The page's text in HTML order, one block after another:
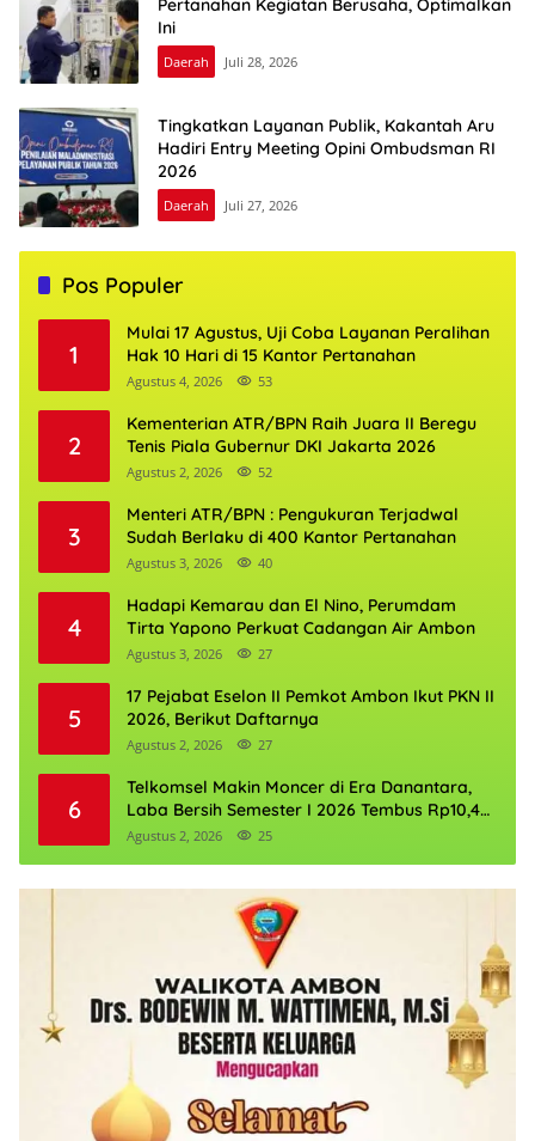
Pertanahan Kegiatan Berusaha, Optimalkan
Ini
Daerah Juli 28, 2026
Tingkatkan Layanan Publik, Kakantah Aru
Hadiri Entry Meeting Opini Ombudsman RI
2026
Daerah Juli 27, 2026
Pos Populer
1
Mulai 17 Agustus, Uji Coba Layanan Peralihan
Hak 10 Hari di 15 Kantor Pertanahan
Agustus 4, 2026 53
2
Kementerian ATR/BPN Raih Juara II Beregu
Tenis Piala Gubernur DKI Jakarta 2026
Agustus 2, 2026 52
3
Menteri ATR/BPN : Pengukuran Terjadwal
Sudah Berlaku di 400 Kantor Pertanahan
Agustus 3, 2026 40
4
Hadapi Kemarau dan El Nino, Perumdam
Tirta Yapono Perkuat Cadangan Air Ambon
Agustus 3, 2026 27
5
17 Pejabat Eselon II Pemkot Ambon Ikut PKN II
2026, Berikut Daftarnya
Agustus 2, 2026 27
6
Telkomsel Makin Moncer di Era Danantara,
Laba Bersih Semester I 2026 Tembus Rp10,4
Triliun
Agustus 2, 2026 25